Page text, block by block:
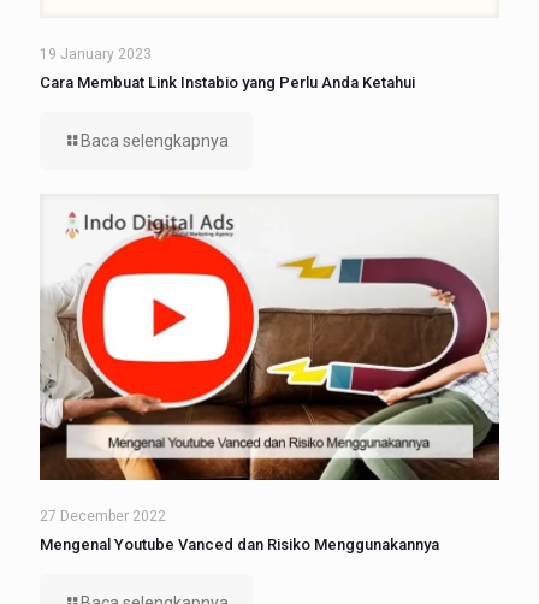
19 January 2023
Cara Membuat Link Instabio yang Perlu Anda Ketahui
Baca selengkapnya
27 December 2022
Mengenal Youtube Vanced dan Risiko Menggunakannya